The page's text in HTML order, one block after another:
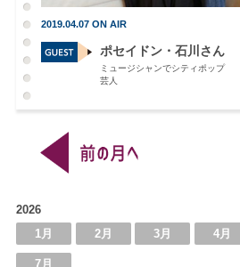
2019.04.07 ON AIR
ポセイドン・石川さん
ミュージシャンでシティポップ
芸人
2026
1月
2月 3月 4月
7月